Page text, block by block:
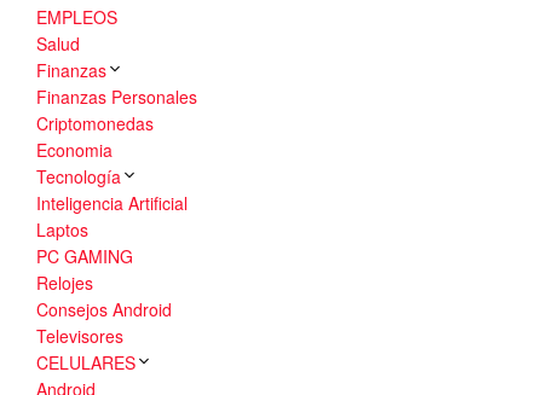
EMPLEOS
Salud
Finanzas
Finanzas Personales
Criptomonedas
Economia
Tecnología
Inteligencia Artificial
Laptos
PC GAMING
Relojes
Consejos Android
Televisores
CELULARES
Android